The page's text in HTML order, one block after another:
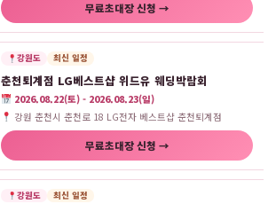
무료초대장 신청 →
강원도 최신 일정
춘천퇴계점 LG베스트샵 위드유 웨딩박람회
2026.08.22(토) - 2026.08.23(일)
강원 춘천시 춘천로 18 LG전자 베스트샵 춘천퇴계점
무료초대장 신청 →
강원도 최신 일정